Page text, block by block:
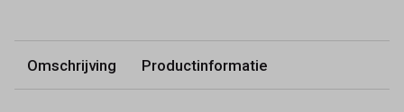
Omschrijving Productinformatie